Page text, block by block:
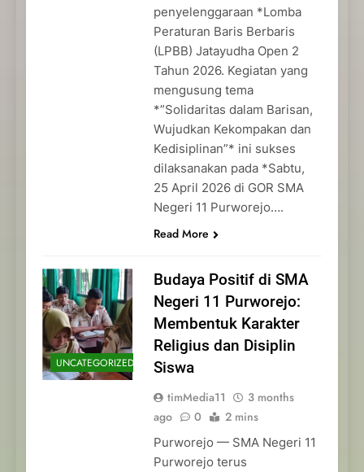
penyelenggaraan *Lomba
Peraturan Baris Berbaris
(LPBB) Jatayudha Open 2
Tahun 2026. Kegiatan yang
mengusung tema
*”Solidaritas dalam Barisan,
Wujudkan Kekompakan dan
Kedisiplinan”* ini sukses
dilaksanakan pada *Sabtu,
25 April 2026 di GOR SMA
Negeri 11 Purworejo….
Read More
UNCATEGORIZED
Budaya Positif di SMA
Negeri 11 Purworejo:
Membentuk Karakter
Religius dan Disiplin
Siswa
timMedia11
3 months
ago
0 2 mins
Purworejo — SMA Negeri 11
Purworejo terus